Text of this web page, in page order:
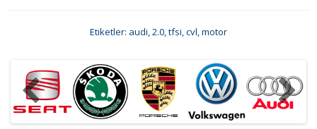
Etiketler: audi,2.0,tfsi,cvl,motor